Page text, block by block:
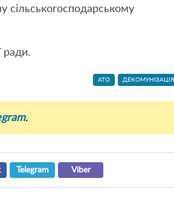
сільськогосподарському
ради.
АТО ДЕКОМУНІЗАЦІЯ
.
Telegram Viber